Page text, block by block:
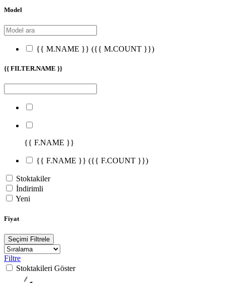
Model
{{ M.NAME }} ({{ M.COUNT }})
{{ FILTER.NAME }}
{{ F.NAME }}
{{ F.NAME }} ({{ F.COUNT }})
Stoktakiler
İndirimli
Yeni
Fiyat
Seçimi Filtrele
Filtre
Stoktakileri Göster